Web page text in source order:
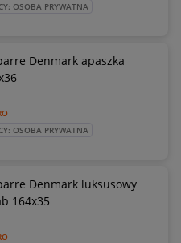
OSOBA PRYWATNA
Denmark apaszka
OSOBA PRYWATNA
Denmark luksusowy
164x35